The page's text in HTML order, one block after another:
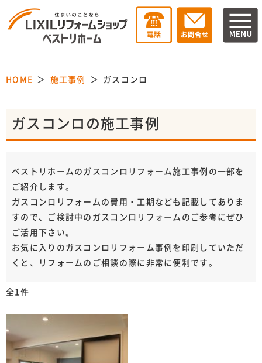
HOME 施工事例 ガスコンロ
ガスコンロの施工事例
ベストリホームのガスコンロリフォーム施工事例の一部を
ご紹介します。
ガスコンロリフォームの費用・工期なども記載してありま
すので、ご検討中のガスコンロリフォームのご参考にぜひ
ご活用下さい。
お気に入りのガスコンロリフォーム事例を印刷していただ
くと、リフォームのご相談の際に非常に便利です。
全1件